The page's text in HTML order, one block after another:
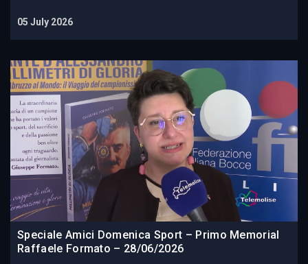
05 July 2026
Speciale Amici Domenica Sport – Primo Memorial
Raffaele Formato – 28/06/2026